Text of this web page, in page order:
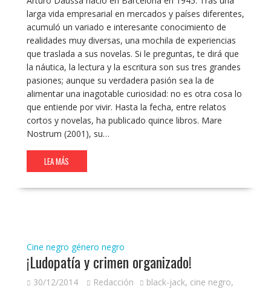
larga vida empresarial en mercados y países diferentes,
acumuló un variado e interesante conocimiento de
realidades muy diversas, una mochila de experiencias
que traslada a sus novelas. Si le preguntas, te dirá que
la náutica, la lectura y la escritura son sus tres grandes
pasiones; aunque su verdadera pasión sea la de
alimentar una inagotable curiosidad: no es otra cosa lo
que entiende por vivir. Hasta la fecha, entre relatos
cortos y novelas, ha publicado quince libros. Mare
Nostrum (2001), su…
LEA MÁS
Cine negro género negro
¡Ludopatía y crimen organizado!
30/12/2014 Redacción black-jack, cine negro,